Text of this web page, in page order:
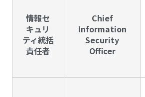
情報セ
キュリ
ティ統括
責任者
Chief
Information
Security
Officer